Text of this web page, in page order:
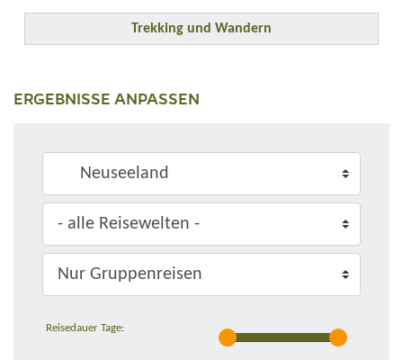
Trekking und Wandern
ERGEBNISSE ANPASSEN
Reisedauer Tage: